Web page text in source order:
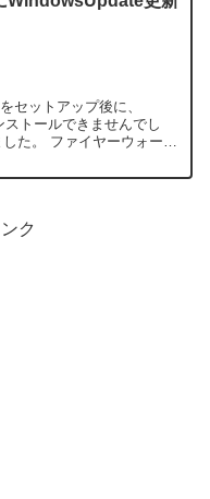
セットアップ後に、
トールできませんでし
た。 ファイヤーウォール
ク